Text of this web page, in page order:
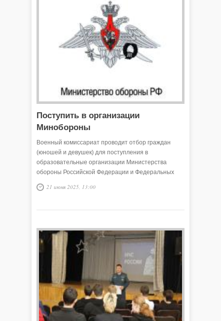
Поступить в организации
Минобороны
Военный комиссариат проводит отбор граждан
(юношей и девушек) для поступления в
образовательные организации Министерства
обороны Российской Федерации и Федеральных
органов исполнительной власти. Заявления на
поступление принимаются до 1 июля 2025 года в
Сорокинского районов Тюменской области.
21 июня 2025, 13:00